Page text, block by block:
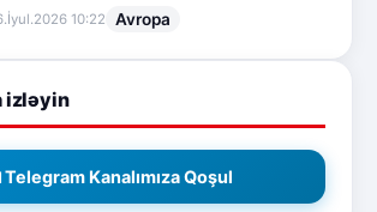
10:22 Avropa
izləyin
Telegram Kanalımıza Qoşul